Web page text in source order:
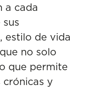
a cada
estilo de vida
no solo
que permite
y